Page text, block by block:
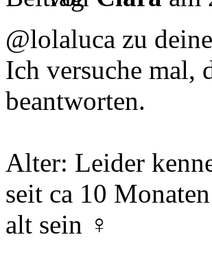
@lolaluca zu
Ich versuche mal,
beantworten.
Alter: Leider
seit ca 10
alt sein ‍♀️